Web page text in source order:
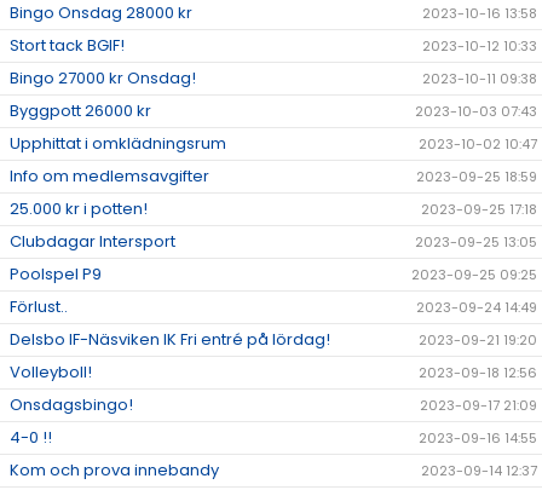
Bingo Onsdag 28000 kr 2023-10-16 13:58
Stort tack BGIF! 2023-10-12 10:33
Bingo 27000 kr Onsdag! 2023-10-11 09:38
Byggpott 26000 kr 2023-10-03 07:43
Upphittat i omklädningsrum 2023-10-02 10:47
Info om medlemsavgifter 2023-09-25 18:59
25.000 kr i potten! 2023-09-25 17:18
Clubdagar Intersport 2023-09-25 13:05
Poolspel P9 2023-09-25 09:25
Förlust.. 2023-09-24 14:49
Delsbo IF-Näsviken IK Fri entré på lördag! 2023-09-21 19:20
Volleyboll! 2023-09-18 12:56
Onsdagsbingo! 2023-09-17 21:09
4-0 !! 2023-09-16 14:55
Kom och prova innebandy 2023-09-14 12:37